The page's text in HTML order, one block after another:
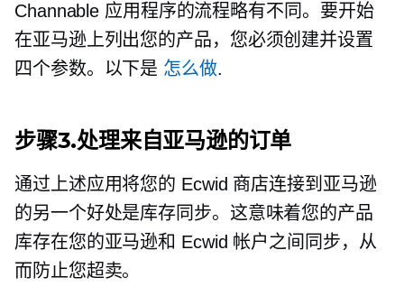
Channable 应用程序的流程略有不同。要开始
在亚马逊上列出您的产品，您必须创建并设置
四个参数。以下是 怎么做.
步骤3.处理来自亚马逊的订单
通过上述应用将您的 Ecwid 商店连接到亚马逊
的另一个好处是库存同步。这意味着您的产品
库存在您的亚马逊和 Ecwid 帐户之间同步，从
而防止您超卖。